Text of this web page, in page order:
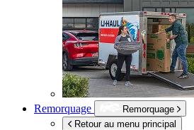
Remorquage
Remorquage
Retour au menu principal